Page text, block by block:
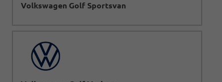
Volkswagen Golf Sportsvan